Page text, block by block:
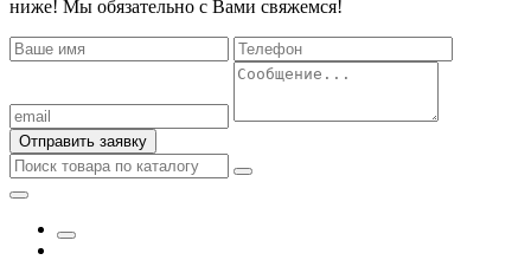
ниже! Мы обязательно с Вами свяжемся!
Отправить заявку